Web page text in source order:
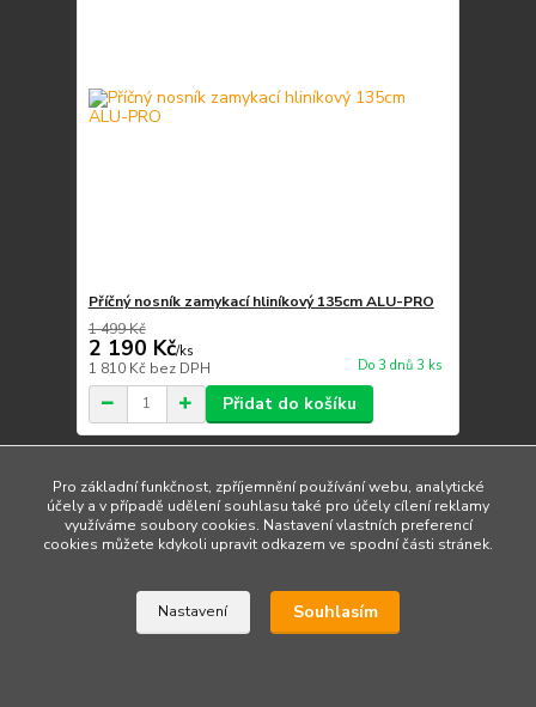
Příčný nosník zamykací hliníkový 135cm ALU-PRO
1 499 Kč
2 190 Kč/ks
1 810 Kč bez DPH Do 3 dnů 3 ks
Přidat do košíku
Načíst další produkty (30)
strana z 3další
Pro základní funkčnost, zpříjemnění používání webu, analytické
účely a v případě udělení souhlasu také pro účely cílení reklamy
využíváme soubory cookies. Nastavení vlastních preferencí
cookies můžete kdykoli upravit odkazem ve spodní části stránek.
Nastavení Souhlasím